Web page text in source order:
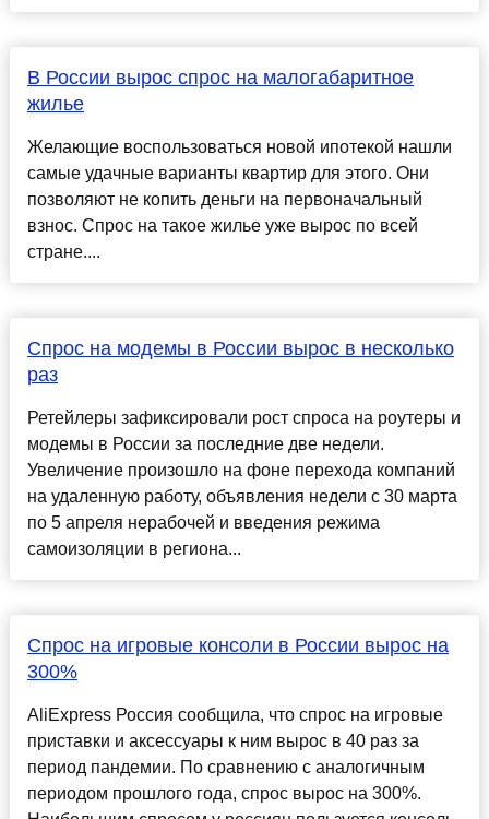
В России вырос спрос на малогабаритное
жилье
Желающие воспользоваться новой ипотекой нашли
самые удачные варианты квартир для этого. Они
позволяют не копить деньги на первоначальный
взнос. Спрос на такое жилье уже вырос по всей
стране....
Спрос на модемы в России вырос в несколько
раз
Ретейлеры зафиксировали рост спроса на роутеры и
модемы в России за последние две недели.
Увеличение произошло на фоне перехода компаний
на удаленную работу, объявления недели с 30 марта
по 5 апреля нерабочей и введения режима
самоизоляции в региона...
Спрос на игровые консоли в России вырос на
300%
AliExpress Россия сообщила, что спрос на игровые
приставки и аксессуары к ним вырос в 40 раз за
период пандемии. По сравнению с аналогичным
периодом прошлого года, спрос вырос на 300%.